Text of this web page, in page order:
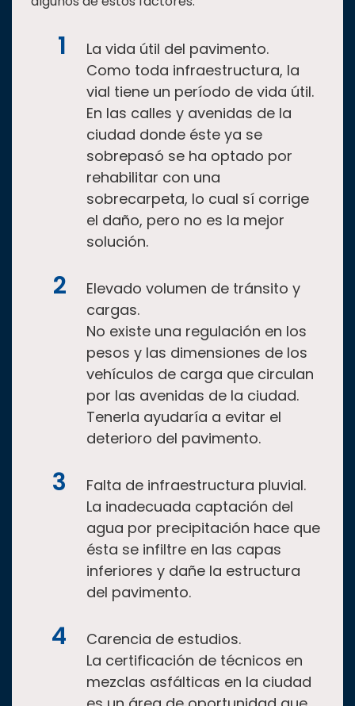
La vida útil del pavimento.
Como toda infraestructura, la
vial tiene un período de vida útil.
En las calles y avenidas de la
ciudad donde éste ya se
sobrepasó se ha optado por
rehabilitar con una
sobrecarpeta, lo cual sí corrige
el daño, pero no es la mejor
solución.
Elevado volumen de tránsito y
cargas.
No existe una regulación en los
pesos y las dimensiones de los
vehículos de carga que circulan
por las avenidas de la ciudad.
Tenerla ayudaría a evitar el
deterioro del pavimento.
Falta de infraestructura pluvial.
La inadecuada captación del
agua por precipitación hace que
ésta se infiltre en las capas
inferiores y dañe la estructura
del pavimento.
Carencia de estudios.
La certificación de técnicos en
mezclas asfálticas en la ciudad